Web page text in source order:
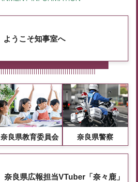
ようこそ知事室へ
奈良県教育委員会 奈良県警察
奈良県広報担当VTuber「奈々鹿」